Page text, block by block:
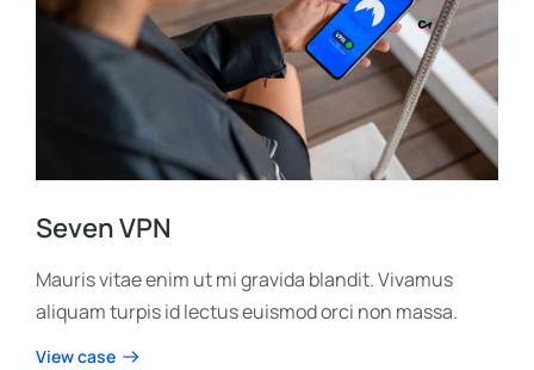
Seven VPN
Mauris vitae enim ut mi gravida blandit. Vivamus
aliquam turpis id lectus euismod orci non massa.
View case